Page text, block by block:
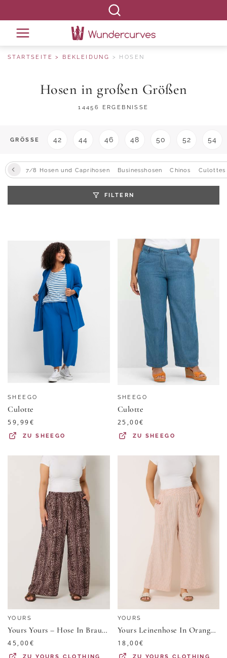
STARTSEITE BEKLEIDUNG HOSEN
Hosen in großen Größen
14456 ERGEBNISSE
GRÖSSE 42 44 46 48 50 52 54
7∕8 Hosen und Caprihosen Businesshosen Chinos Culottes
FILTERN
SHEEGO
Culotte
59,99€
ZUSHEEGO
SHEEGO
Culotte
25,00€
ZU SHEEGO
YOURS
Yours Yours – Hose In Braun Mit Leoprint Und Weitem Beinsize 46
45,00€
ZUYOURS CLOTHING
YOURS
Yours Leinenhose In Orange Mit Streifen Und Weitem Bein Size 48
18,00€
ZU YOURS CLOTHING